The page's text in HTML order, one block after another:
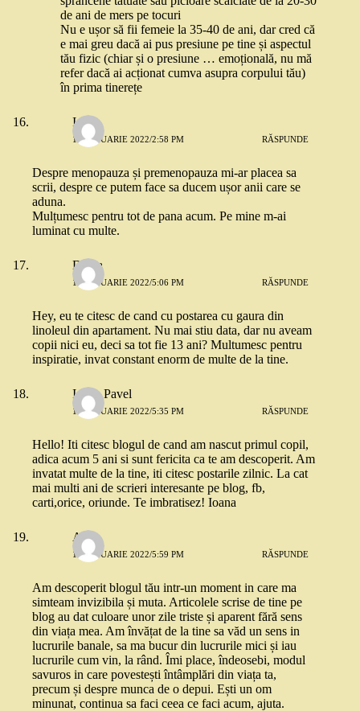
de ani de mers pe tocuri
Nu e ușor să fii femeie la 35-40 de ani, dar cred că
e mai greu dacă ai pus presiune pe tine și aspectul
tău fizic (chiar și o presiune … emoțională, nu mă
refer dacă ai acționat cumva asupra corpului tău)
în prima tinerețe
Ioana
11 IANUARIE 2022/2:58 PM RĂSPUNDE
Despre menopauza și premenopauza mi-ar placea sa
scrii, despre ce putem face sa ducem ușor anii care se
aduna.
Mulțumesc pentru tot de pana acum. Pe mine m-ai
luminat cu multe.
Diana
11 IANUARIE 2022/5:06 PM RĂSPUNDE
Hey, eu te citesc de cand cu postarea cu gaura din
linoleul din apartament. Nu mai stiu data, dar nu aveam
copii nici eu, deci sa tot fie 13 ani? Multumesc pentru
inspiratie, invat constant enorm de multe de la tine.
Ioana Pavel
11 IANUARIE 2022/5:35 PM RĂSPUNDE
Hello! Iti citesc blogul de cand am nascut primul copil,
adica acum 5 ani si sunt fericita ca te am descoperit. Am
invatat multe de la tine, iti citesc postarile zilnic. La cat
mai multi ani de scrieri interesante pe blog, fb,
carti,orice, oriunde. Te imbratisez! Ioana
Ana
11 IANUARIE 2022/5:59 PM RĂSPUNDE
Am descoperit blogul tău intr-un moment in care ma
simteam invizibila și muta. Articolele scrise de tine pe
blog au dat culoare unor zile triste și aparent fără sens
din viața mea. Am învățat de la tine sa văd un sens in
lucrurile banale, sa ma bucur din lucrurile mici și iau
lucrurile cum vin, la rând. Îmi place, îndeosebi, modul
savuros in care povestești întâmplări din viața ta,
precum și despre munca de o depui. Ești un om
minunat, continua sa faci ceea ce faci acum, ajuta.